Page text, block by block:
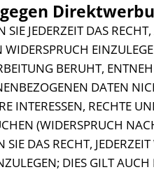
JEDERZEIT DAS
BERUHT,
DATEN
RECHTE
(WIDERSPRUCH
DAS RECHT,
DIES GILT